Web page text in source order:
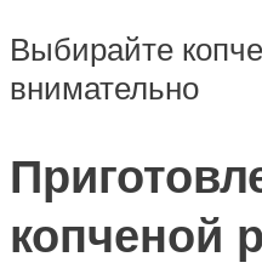
Выбирайте
внимательно
копченой